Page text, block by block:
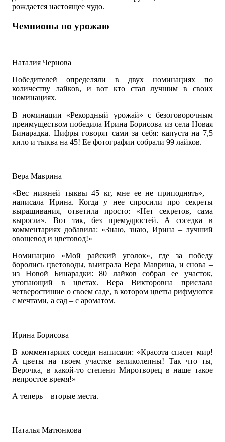
рождается настоящее чудо.
Чемпионы по урожаю
Наталия Чернова
Победителей определяли в двух номинациях по
количеству лайков, и вот кто стал лучшим в своих
номинациях.
В номинации «Рекордный урожай» с безоговорочным
преимуществом победила Ирина Борисова из села Новая
Бинарадка. Цифры говорят сами за себя: капуста на 7,5
кило и тыква на 45! Ее фотографии собрали 99 лайков.
Вера Маврина
«Вес нижней тыквы 45 кг, мне ее не приподнять», –
написала Ирина. Когда у нее спросили про секреты
выращивания, ответила просто: «Нет секретов, сама
выросла». Вот так, без премудростей. А соседка в
комментариях добавила: «Знаю, знаю, Ирина – лучший
овощевод и цветовод!»
Номинацию «Мой райский уголок», где за победу
боролись цветоводы, выиграла Вера Маврина, и снова –
из Новой Бинарадки: 80 лайков собрал ее участок,
утопающий в цветах. Вера Викторовна прислала
четверостишие о своем саде, в котором цветы рифмуются
с мечтами, а сад – с ароматом.
Ирина Борисова
В комментариях соседи написали: «Красота спасет мир!
А цветы на твоем участке великолепны! Так что ты,
Верочка, в какой-то степени Миротворец в наше такое
непростое время!»
А теперь – вторые места.
Наталья Матюнкова